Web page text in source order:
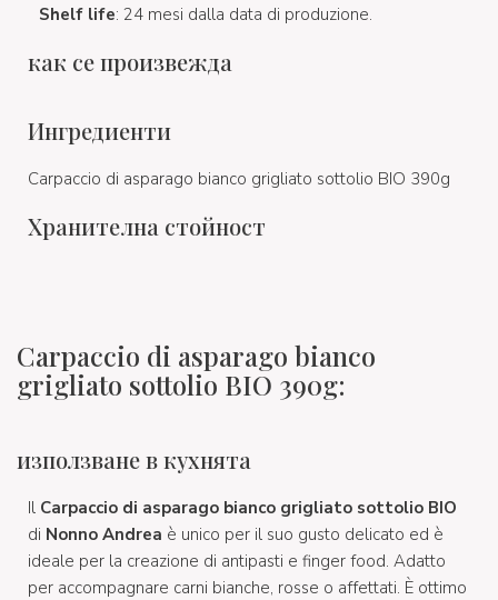
Shelf life: 24 mesi dalla data di produzione.
как се произвежда
Ингредиенти
Carpaccio di asparago bianco grigliato sottolio BIO 390g
Хранителна стойност
Carpaccio di asparago bianco
grigliato sottolio BIO 390g:
използване в кухнята
Il Carpaccio di asparago bianco grigliato sottolio BIO
di Nonno Andrea è unico per il suo gusto delicato ed è
ideale per la creazione di antipasti e finger food. Adatto
per accompagnare carni bianche, rosse o affettati. È ottimo